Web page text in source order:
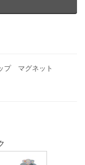
プ マグネット